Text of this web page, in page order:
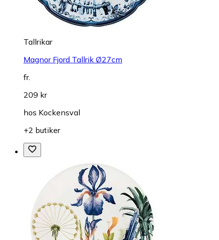
Tallrikar
Magnor Fjord Tallrik Ø27cm
fr.
209 kr
hos Kockensval
+2 butiker